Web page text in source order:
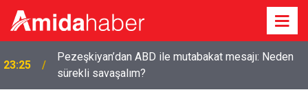
23:25
Pezeşkiyan’dan ABD ile mutabakat mesajı: Neden
sürekli savaşalım?